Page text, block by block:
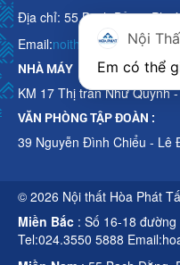
Địa chỉ: 55 Bạch Đằng,
Email:
NHÀ MÁY
KM 17 Thị trấn Như Quỳnh
VĂN PHÒNG TẬP ĐOÀN :
39 Nguyễn Đình Chiểu - Lê
© 2026 Nội thất Hòa Phát
Miền Bắc : Số 16-18
Tel:024.3550 5888
Nội